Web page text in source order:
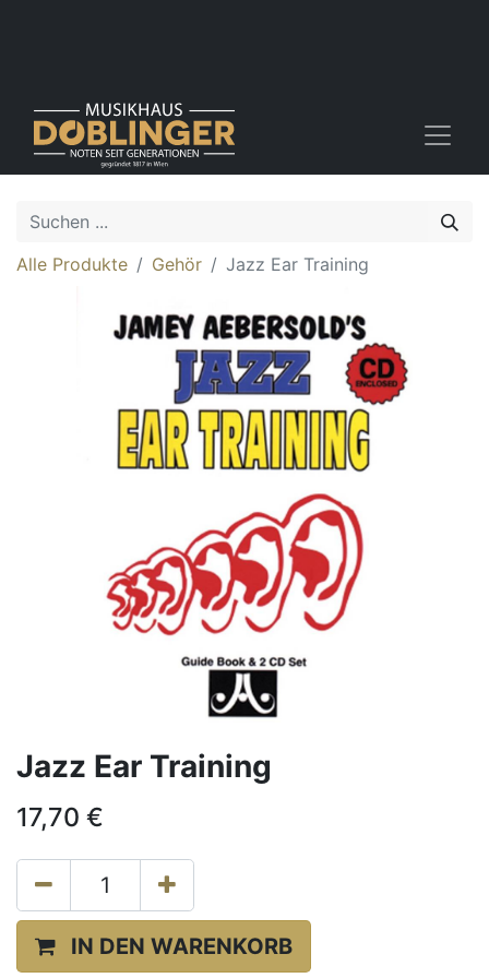
Alle Produkte Gehör Jazz Ear Training
Jazz Ear Training
17,70 €
IN DEN WARENKORB